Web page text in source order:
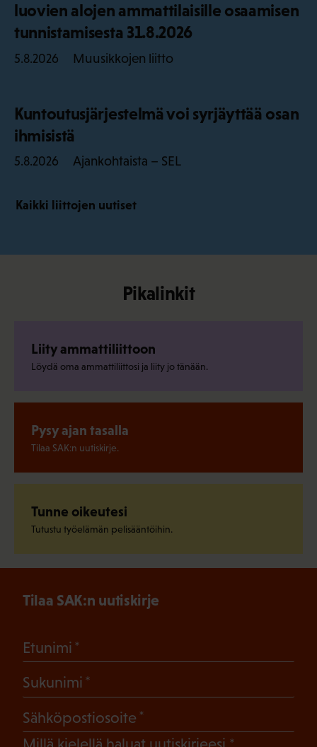
luovien alojen ammattilaisille osaamisen
tunnistamisesta 31.8.2026
5.8.2026 Muusikkojen liitto
Kuntoutusjärjestelmä voi syrjäyttää osan
ihmisistä
5.8.2026 Ajankohtaista – SEL
Kaikki liittojen uutiset
Pikalinkit
Liity ammattiliittoon
Löydä oma ammattiliittosi ja liity jo tänään.
Pysy ajan tasalla
Tilaa SAK:n uutiskirje.
Tunne oikeutesi
Tutustu työelämän pelisääntöihin.
Tilaa SAK:n uutiskirje
Etunimi
Sukunimi
Sähköpostiosoite
(Pakollinen)